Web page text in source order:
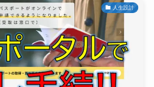
人生設計